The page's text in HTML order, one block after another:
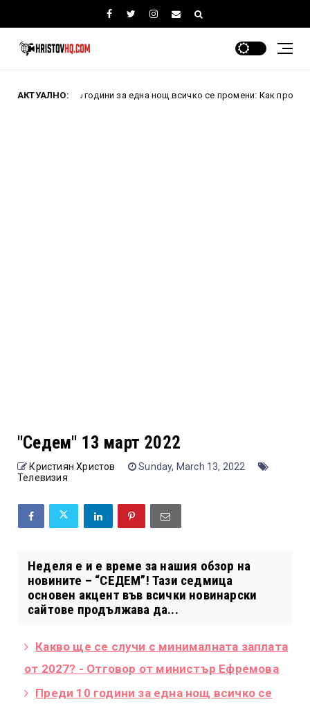
АКТУАЛНО:
10 години за една нощ всичко се промени: Как проваленият
"Седем" 13 март 2022
Кристиян Христов
Sunday, March 13, 2022
Телевизия
Неделя е и е време за нашия обзор на
новините – “СЕДЕМ”! Тази седмица
основен акцент във всички новинарски
сайтове продължава да...
Какво ще се случи с минималната заплата
от 2027? - Отговор от министър Ефремова
Преди 10 години за една нощ всичко се